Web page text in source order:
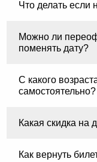
Что делать если
Можно ли
поменять дату?
С какого
самостоятельно?
Какая скидка на
Как вернуть